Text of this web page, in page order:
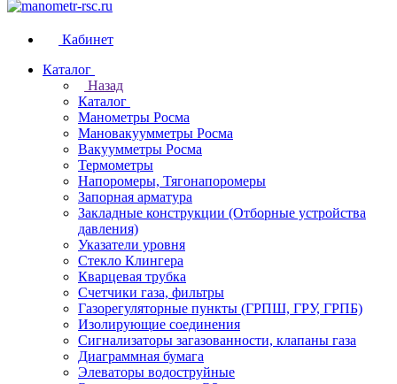
Кабинет
Каталог
Назад
Каталог
Манометры Росма
Мановакуумметры Росма
Вакуумметры Росма
Термометры
Напоромеры, Тягонапоромеры
Запорная арматура
Закладные конструкции (Отборные устройства
давления)
Указатели уровня
Стекло Клингера
Кварцевая трубка
Счетчики газа, фильтры
Газорегуляторные пункты (ГРПШ, ГРУ, ГРПБ)
Изолирующие соединения
Сигнализаторы загазованности, клапаны газа
Диаграммная бумага
Элеваторы водоструйные